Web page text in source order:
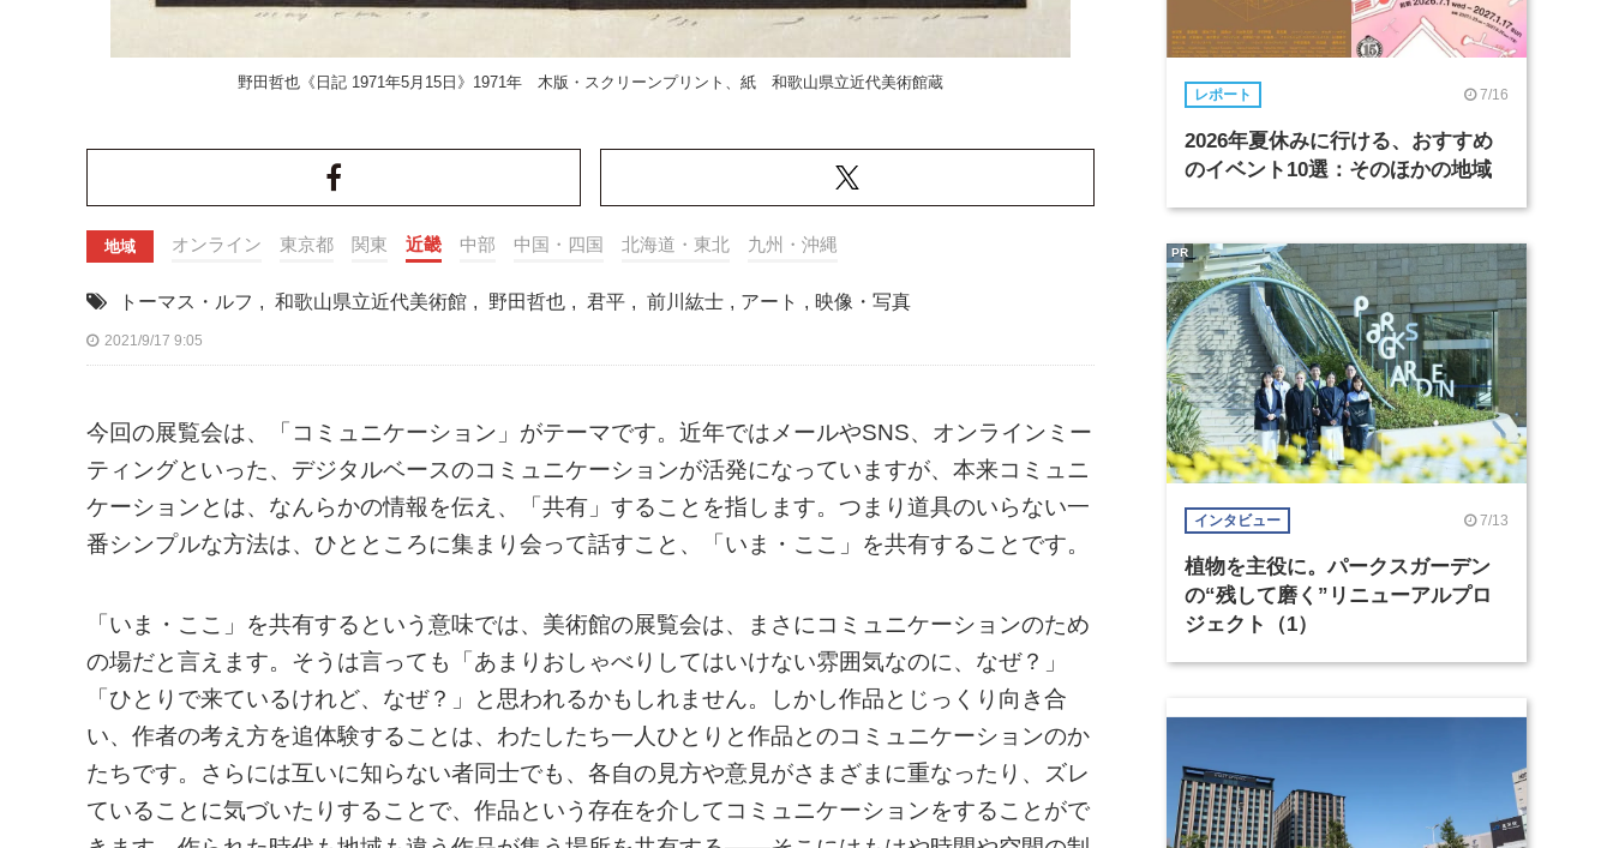
野田哲也《日記 1971年5月15日》1971年 木版・スクリーンプリント、紙 和歌山県立近代美術館蔵
地域 オンライン 東京都 関東 近畿 中部 中国・四国 北海道・東北 九州・沖縄
トーマス・ルフ , 和歌山県立近代美術館 , 野田哲也 , 君平 , 前川紘士 , アート , 映像・写真
2021/9/17 9:05
今回の展覧会は、「コミュニケーション」がテーマです。近年ではメールやSNS、オンラインミー
ティングといった、デジタルベースのコミュニケーションが活発になっていますが、本来コミュニ
ケーションとは、なんらかの情報を伝え、「共有」することを指します。つまり道具のいらない一
番シンプルな方法は、ひとところに集まり会って話すこと、「いま・ここ」を共有することです。
「いま・ここ」を共有するという意味では、美術館の展覧会は、まさにコミュニケーションのため
の場だと言えます。そうは言っても「あまりおしゃべりしてはいけない雰囲気なのに、なぜ？」
「ひとりで来ているけれど、なぜ？」と思われるかもしれません。しかし作品とじっくり向き合
い、作者の考え方を追体験することは、わたしたち一人ひとりと作品とのコミュニケーションのか
たちです。さらには互いに知らない者同士でも、各自の見方や意見がさまざまに重なったり、ズレ
ていることに気づいたりすることで、作品という存在を介してコミュニケーションをすることがで
レポート 7/16
2026年夏休みに行ける、おすすめ
のイベント10選：そのほかの地域
インタビュー 7/13
植物を主役に。パークスガーデン
の“残して磨く”リニューアルプロ
ジェクト（1）
PR